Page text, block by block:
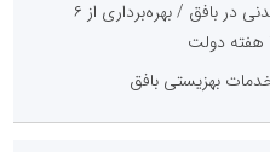
خداحافظی با کابوس جاده‌های معدنی در بافق / بهره‌برداری از ۶
هفته دولت
بهزیستی بافق